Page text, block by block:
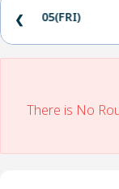
05(FRI)
❮
There is No